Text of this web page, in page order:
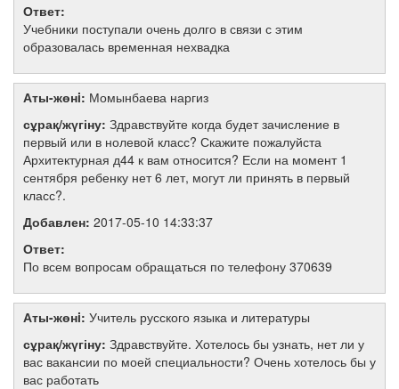
Ответ:
Учебники поступали очень долго в связи с этим
образовалась временная нехвадка
Аты-жөнi: Момынбаева наргиз
сұрақ/жүгіну: Здравствуйте когда будет зачисление в
первый или в нолевой класс? Скажите пожалуйста
Архитектурная д44 к вам относится? Если на момент 1
сентября ребенку нет 6 лет, могут ли принять в первый
класс?.
Добавлен: 2017-05-10 14:33:37
Ответ:
По всем вопросам обращаться по телефону 370639
Аты-жөнi: Учитель русского языка и литературы
сұрақ/жүгіну: Здравствуйте. Хотелось бы узнать, нет ли у
вас вакансии по моей специальности? Очень хотелось бы у
вас работать